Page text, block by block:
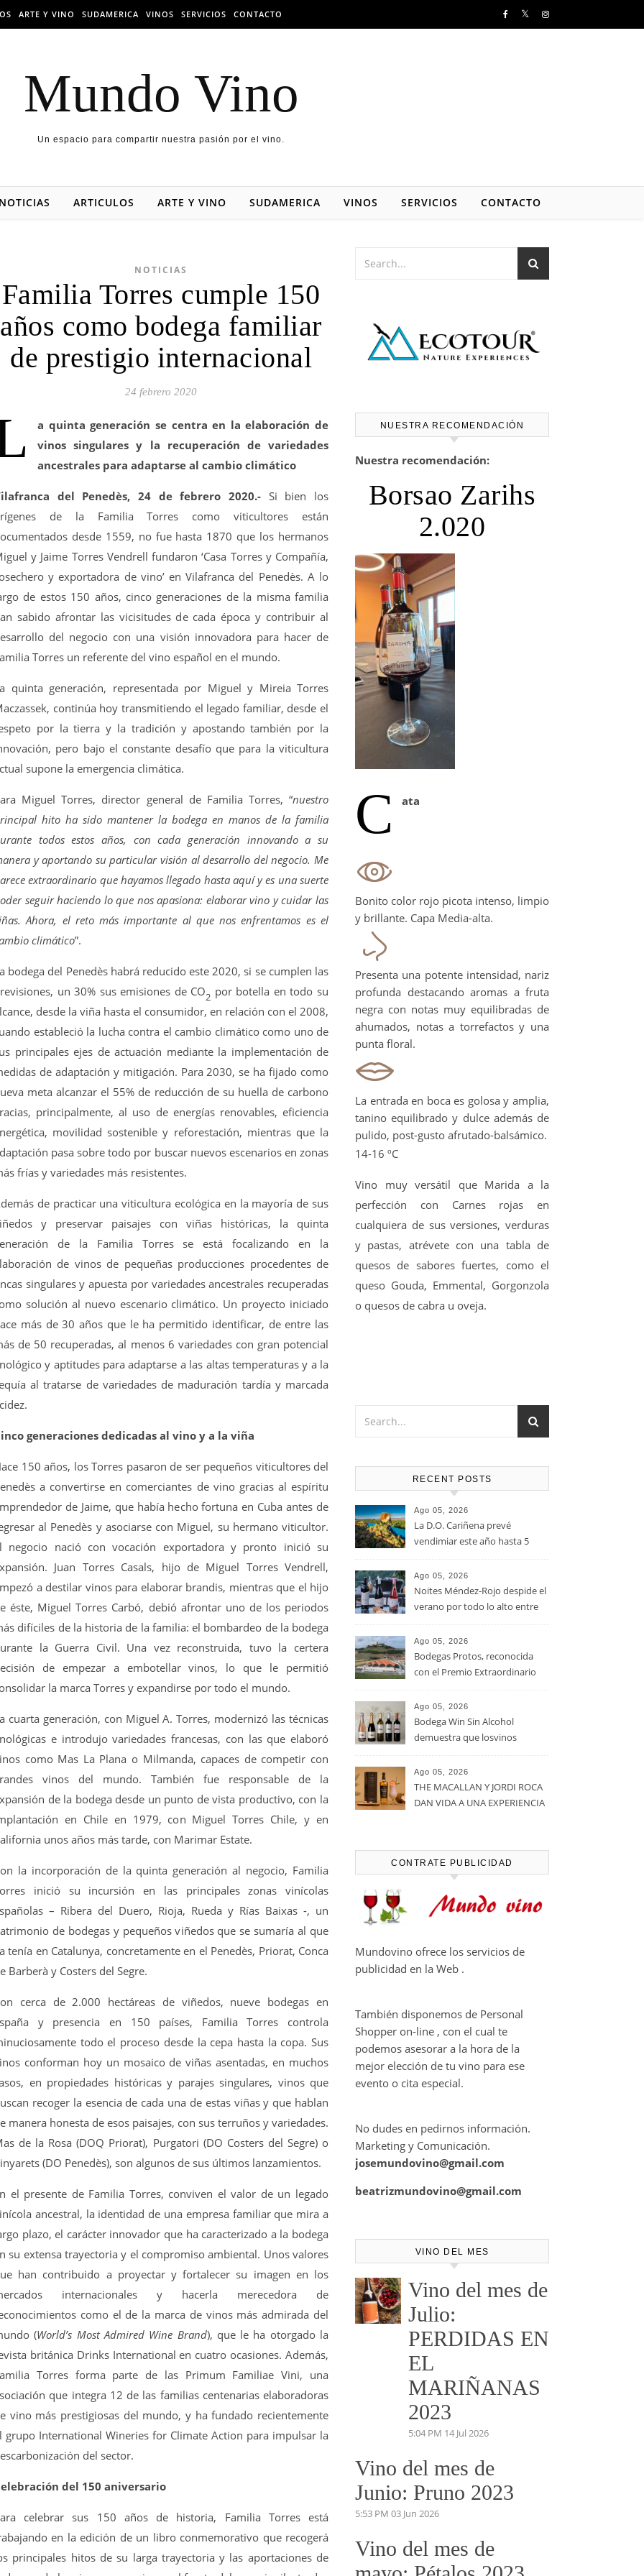
ARTE Y VINO SUDAMERICA VINOS SERVICIOS CONTACTO
Mundo Vino
Un espacio para compartir nuestra pasión por el vino.
NOTICIAS ARTICULOS ARTE Y VINO SUDAMERICA VINOS SERVICIOS CONTACTO
NOTICIAS
Familia Torres cumple 150
años como bodega familiar
de prestigio internacional
24 febrero 2020
a quinta generación se centra en la elaboración de
vinos singulares y la recuperación de variedades
ancestrales para adaptarse al cambio climático
del Penedès, 24 de febrero 2020.- Si bien los
de la Familia Torres como viticultores están
desde 1559, no fue hasta 1870 que los hermanos
y Jaime Torres Vendrell fundaron ‘Casa Torres y Compañía,
y exportadora de vino’ en Vilafranca del Penedès. A lo
de estos 150 años, cinco generaciones de la misma familia
sabido afrontar las vicisitudes de cada época y contribuir al
del negocio con una visión innovadora para hacer de
Torres un referente del vino español en el mundo.
quinta generación, representada por Miguel y Mireia Torres
continúa hoy transmitiendo el legado familiar, desde el
por la tierra y la tradición y apostando también por la
pero bajo el constante desafío que para la viticultura
supone la emergencia climática.
Miguel Torres, director general de Familia Torres, “nuestro
hito ha sido mantener la bodega en manos de la familia
todos estos años, con cada generación innovando a su
y aportando su particular visión al desarrollo del negocio. Me
extraordinario que hayamos llegado hasta aquí y es una suerte
seguir haciendo lo que nos apasiona: elaborar vino y cuidar las
Ahora, el reto más importante al que nos enfrentamos es el
climático”.
bodega del Penedès habrá reducido este 2020, si se cumplen las
un 30% sus emisiones de CO2 por botella en todo su
desde la viña hasta el consumidor, en relación con el 2008,
estableció la lucha contra el cambio climático como uno de
principales ejes de actuación mediante la implementación de
de adaptación y mitigación. Para 2030, se ha fijado como
meta alcanzar el 55% de reducción de su huella de carbono
principalmente, al uso de energías renovables, eficiencia
movilidad sostenible y reforestación, mientras que la
pasa sobre todo por buscar nuevos escenarios en zonas
frías y variedades más resistentes.
de practicar una viticultura ecológica en la mayoría de sus
y preservar paisajes con viñas históricas, la quinta
de la Familia Torres se está focalizando en la
de vinos de pequeñas producciones procedentes de
singulares y apuesta por variedades ancestrales recuperadas
solución al nuevo escenario climático. Un proyecto iniciado
más de 30 años que le ha permitido identificar, de entre las
de 50 recuperadas, al menos 6 variedades con gran potencial
y aptitudes para adaptarse a las altas temperaturas y a la
al tratarse de variedades de maduración tardía y marcada
generaciones dedicadas al vino y a la viña
150 años, los Torres pasaron de ser pequeños viticultores del
a convertirse en comerciantes de vino gracias al espíritu
de Jaime, que había hecho fortuna en Cuba antes de
al Penedès y asociarse con Miguel, su hermano viticultor.
negocio nació con vocación exportadora y pronto inició su
Juan Torres Casals, hijo de Miguel Torres Vendrell,
a destilar vinos para elaborar brandis, mientras que el hijo
éste, Miguel Torres Carbó, debió afrontar uno de los periodos
difíciles de la historia de la familia: el bombardeo de la bodega
la Guerra Civil. Una vez reconstruida, tuvo la certera
de empezar a embotellar vinos, lo que le permitió
la marca Torres y expandirse por todo el mundo.
cuarta generación, con Miguel A. Torres, modernizó las técnicas
e introdujo variedades francesas, con las que elaboró
como Mas La Plana o Milmanda, capaces de competir con
vinos del mundo. También fue responsable de la
de la bodega desde un punto de vista productivo, con la
en Chile en 1979, con Miguel Torres Chile, y en
unos años más tarde, con Marimar Estate.
la incorporación de la quinta generación al negocio, Familia
inició su incursión en las principales zonas vinícolas
– Ribera del Duero, Rioja, Rueda y Rías Baixas -, un
de bodegas y pequeños viñedos que se sumaría al que
tenía en Catalunya, concretamente en el Penedès, Priorat, Conca
Barberà y Costers del Segre.
cerca de 2.000 hectáreas de viñedos, nueve bodegas en
y presencia en 150 países, Familia Torres controla
todo el proceso desde la cepa hasta la copa. Sus
conforman hoy un mosaico de viñas asentadas, en muchos
en propiedades históricas y parajes singulares, vinos que
recoger la esencia de cada una de estas viñas y que hablan
manera honesta de esos paisajes, con sus terruños y variedades.
de la Rosa (DOQ Priorat), Purgatori (DO Costers del Segre) o
(DO Penedès), son algunos de sus últimos lanzamientos.
el presente de Familia Torres, conviven el valor de un legado
ancestral, la identidad de una empresa familiar que mira a
plazo, el carácter innovador que ha caracterizado a la bodega
su extensa trayectoria y el compromiso ambiental. Unos valores
han contribuido a proyectar y fortalecer su imagen en los
internacionales y hacerla merecedora de
como el de la marca de vinos más admirada del
(World’s Most Admired Wine Brand), que le ha otorgado la
británica Drinks International en cuatro ocasiones. Además,
Torres forma parte de las Primum Familiae Vini, una
que integra 12 de las familias centenarias elaboradoras
vino más prestigiosas del mundo, y ha fundado recientemente
grupo International Wineries for Climate Action para impulsar la
del sector.
del 150 aniversario
celebrar sus 150 años de historia, Familia Torres está
en la edición de un libro conmemorativo que recogerá
principales hitos de su larga trayectoria y las aportaciones de
NUESTRA RECOMENDACIÓN
Nuestra recomendación:
Borsao Zarihs
2.020
C ata
Bonito color rojo picota intenso, limpio
y brillante. Capa Media-alta.
Presenta una potente intensidad, nariz
profunda destacando aromas a fruta
negra con notas muy equilibradas de
ahumados, notas a torrefactos y una
punta floral.
La entrada en boca es golosa y amplia,
tanino equilibrado y dulce además de
pulido, post-gusto afrutado-balsámico.
14-16 ºC
Vino muy versátil que Marida a la
perfección con Carnes rojas en
cualquiera de sus versiones, verduras
y pastas, atrévete con una tabla de
quesos de sabores fuertes, como el
queso Gouda, Emmental, Gorgonzola
o quesos de cabra u oveja.
RECENT POSTS
Ago 05, 2026
La D.O. Cariñena prevé
vendimiar este año hasta 5
que en 2025
Ago 05, 2026
Noites Méndez-Rojo despide el
verano por todo lo alto entre
Ago 05, 2026
Bodegas Protos, reconocida
con el Premio Extraordinario
casi un siglo de excelencia
vitivinícola
Ago 05, 2026
Bodega Win Sin Alcohol
demuestra que losvinos
calidadcomienzan a diseñarse
en el viñedo
Ago 05, 2026
THE MACALLAN Y JORDI ROCA
DAN VIDA A UNA EXPERIENCIA
HARMONY COLLECTION
CONTRATE PUBLICIDAD
Mundovino ofrece los servicios de
publicidad en la Web .
También disponemos de Personal
Shopper on-line , con el cual te
podemos asesorar a la hora de la
mejor elección de tu vino para ese
evento o cita especial.
No dudes en pedirnos información.
Marketing y Comunicación.
josemundovino@gmail.com
beatrizmundovino@gmail.com
VINO DEL MES
Vino del mes de
Julio:
PERDIDAS EN
EL
MARIÑANAS
2023
5:04 PM 14 Jul 2026
Vino del mes de
Junio: Pruno 2023
5:53 PM 03 Jun 2026
Vino del mes de